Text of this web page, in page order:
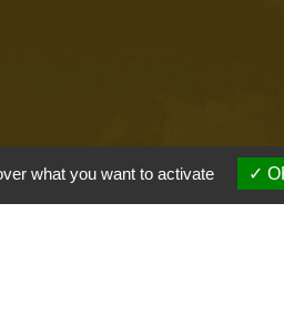
what you want to activate